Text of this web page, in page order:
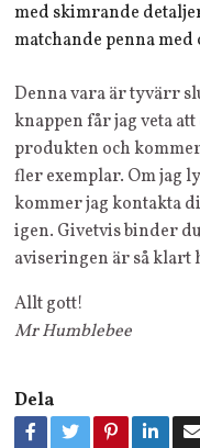
med skimrande
matchande penna
Denna vara är tyvärr
knappen får jag veta
produkten och
fler exemplar. Om jag
kommer jag kontakta
igen. Givetvis binder
aviseringen är så klart
Allt gott!
Mr Humblebee
Dela